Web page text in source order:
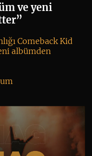
ve yeni
Comeback Kid
albümden